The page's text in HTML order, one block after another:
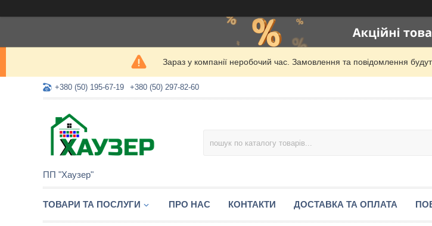
Зараз у компанії неробочий час. Замовлення та повідомлення
+380 (50) 195-67-19 +380 (50) 297-82-60
ПП "Хаузер"
ТОВАРИ ТА ПОСЛУГИ ПРО НАС КОНТАКТИ ДОСТАВКА ТА ОПЛАТА